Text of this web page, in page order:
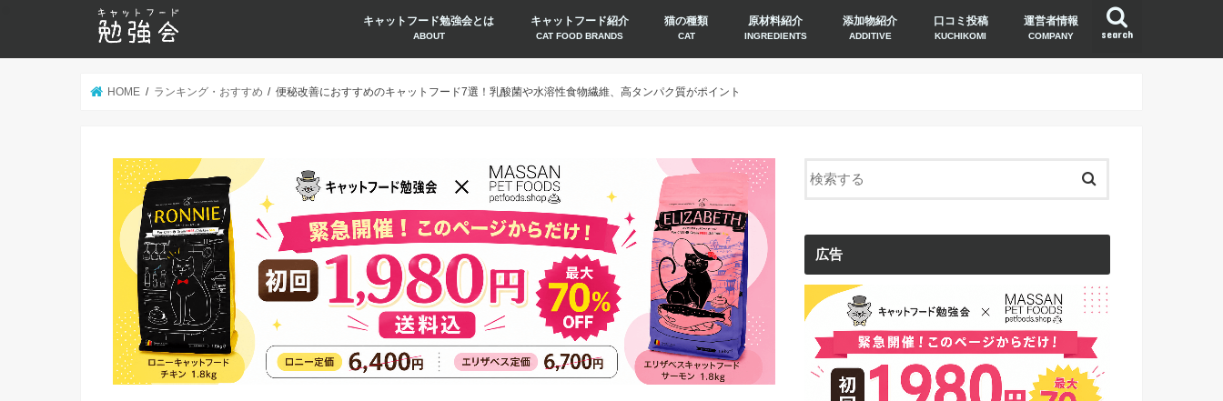
search
キャットフード勉強会とは
ABOUT
キャットフード紹介
CAT FOOD BRANDS
猫の種類
CAT
原材料紹介
INGREDIENTS
添加物紹介
ADDITIVE
口コミ投稿
KUCHIKOMI
運営者情報
COMPANY
HOME ランキング・おすすめ 便秘改善におすすめのキャットフード7選！乳酸菌や水溶性食物繊維、高タンパク質がポイント
広告